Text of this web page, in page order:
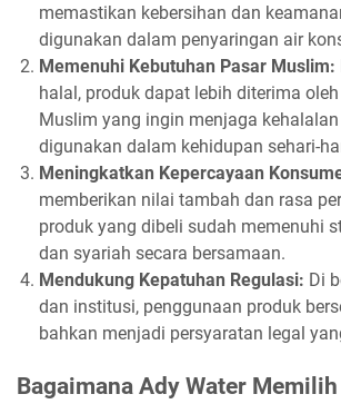
memastikan kebersihan dan
digunakan dalam penyaringan air
Memenuhi Kebutuhan Pasar Muslim:
halal, produk dapat lebih diterima
Muslim yang ingin menjaga
digunakan dalam kehidupan sehari-
Meningkatkan Kepercayaan
memberikan nilai tambah dan rasa
produk yang dibeli sudah memenuhi
dan syariah secara bersamaan.
Mendukung Kepatuhan Regulasi: Di
dan institusi, penggunaan produk
bahkan menjadi persyaratan legal
Bagaimana Ady Water